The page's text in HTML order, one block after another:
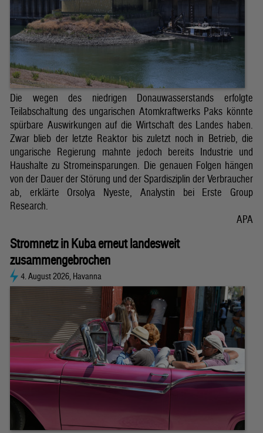
Die wegen des niedrigen Donauwasserstands erfolgte
Teilabschaltung des ungarischen Atomkraftwerks Paks könnte
spürbare Auswirkungen auf die Wirtschaft des Landes haben.
Zwar blieb der letzte Reaktor bis zuletzt noch in Betrieb, die
ungarische Regierung mahnte jedoch bereits Industrie und
Haushalte zu Stromeinsparungen. Die genauen Folgen hängen
von der Dauer der Störung und der Spardisziplin der Verbraucher
ab, erklärte Orsolya Nyeste, Analystin bei Erste Group
Research.
APA
Stromnetz in Kuba erneut landesweit
zusammengebrochen
4. August 2026, Havanna